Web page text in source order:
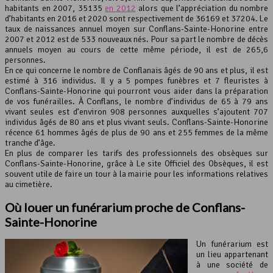
Leaflet, ©OpenStreetMapcontributeurs
habitants en 2007, 35135 en 2012 alors que l’appréciation du nombre
d’habitants en 2016 et 2020 sont respectivement de 36169 et 37204. Le
taux de naissances annuel moyen sur Conflans-Sainte-Honorine entre
2007 et 2012 est de 533 nouveaux nés. Pour sa part le nombre de décès
annuels moyen au cours de cette même période, il est de 265,6
personnes.
En ce qui concerne le nombre de Conflanais âgés de 90 ans et plus, il est
estimé à 316 individus. Il y a 5 pompes funèbres et 7 fleuristes à
Conflans-Sainte-Honorine qui pourront vous aider dans la préparation
de vos funérailles. À Conflans, le nombre d’individus de 65 à 79 ans
vivant seules est d’environ 908 personnes auxquelles s’ajoutent 707
individus âgés de 80 ans et plus vivant seuls. Conflans-Sainte-Honorine
récence 61 hommes âgés de plus de 90 ans et 255 femmes de la même
tranche d’âge.
En plus de comparer les tarifs des professionnels des obsèques sur
Conflans-Sainte-Honorine, grâce à Le site Officiel des Obsèques, il est
souvent utile de faire un tour à la mairie pour les informations relatives
au cimetière.
Où louer un funérarium proche de Conflans-
Sainte-Honorine
Un funérarium est
un lieu appartenant
à une société de